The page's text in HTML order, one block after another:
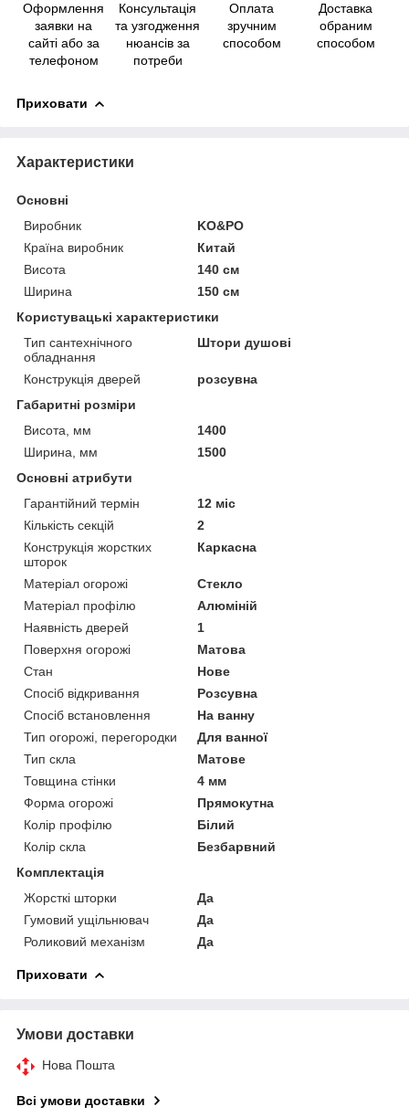
Оформлення
заявки на
сайті або за
телефоном
Консультація
та узгодження
нюансів за
потреби
Оплата
зручним
способом
Доставка
обраним
способом
Приховати
Характеристики
Основні
Виробник
KO&PO
Країна виробник
Китай
Висота
140 см
Ширина
150 см
Користувацькі характеристики
Тип сантехнічного
обладнання
Штори душові
Конструкція дверей
розсувна
Габаритні розміри
Висота, мм
1400
Ширина, мм
1500
Основні атрибути
Гарантійний термін
12 міс
Кількість секцій
2
Конструкція жорстких
шторок
Каркасна
Матеріал огорожі
Стекло
Матеріал профілю
Алюміній
Наявність дверей
1
Поверхня огорожі
Матова
Стан
Нове
Спосіб відкривання
Розсувна
Спосіб встановлення
На ванну
Тип огорожі, перегородки
Для ванної
Тип скла
Матове
Товщина стінки
4 мм
Форма огорожі
Прямокутна
Колір профілю
Білий
Колір скла
Безбарвний
Комплектація
Жорсткі шторки
Да
Гумовий ущільнювач
Да
Роликовий механізм
Да
Приховати
Умови доставки
Нова Пошта
Всі умови доставки